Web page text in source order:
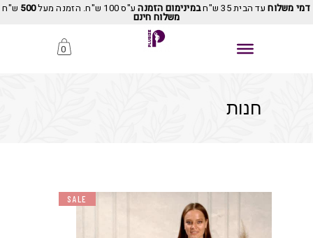
דמי משלוחעד הבית 35 ש"ח במינימום הזמנהע"ס 100 ש"ח. הזמנה מעל 500 ש"ח
משלוח חינם
0
חנות
SALE